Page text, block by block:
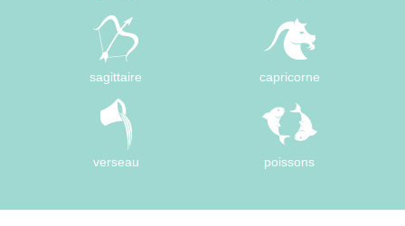
sagittaire capricorne
verseau poissons